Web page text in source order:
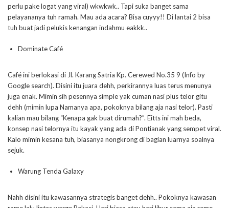
perlu pake logat yang viral) wkwkwk.. Tapi suka banget sama
pelayananya tuh ramah. Mau ada acara? Bisa cuyyy!! Di lantai 2 bisa
tuh buat jadi pelukis kenangan indahmu eakkk..
Dominate Café
Café ini berlokasi di Jl. Karang Satria Kp. Cerewed No.35 9 (Info by
Google search). Disini itu juara dehh, perkirannya luas terus menunya
juga enak. Mimin sih pesennya simple yak cuman nasi plus telor gitu
dehh (mimin lupa Namanya apa, pokoknya bilang aja nasi telor). Pasti
kalian mau bilang “Kenapa gak buat dirumah?”. Eitts ini mah beda,
konsep nasi telornya itu kayak yang ada di Pontianak yang sempet viral.
Kalo mimin kesana tuh, biasanya nongkrong di bagian luarnya soalnya
sejuk.
Warung Tenda Galaxy
Nahh disini itu kawasannya strategis banget dehh.. Pokoknya kawasan